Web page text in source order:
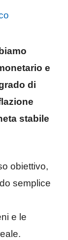
e
di
stabile
obiettivo,
semplice
e le